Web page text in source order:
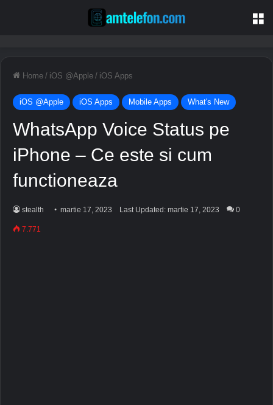
Home / iOS @Apple / iOS Apps
iOS @Apple iOS Apps Mobile Apps What's New
WhatsApp Voice Status pe
iPhone – Ce este si cum
functioneaza
stealth martie 17, 2023 Last Updated: martie 17, 2023 0
7.771